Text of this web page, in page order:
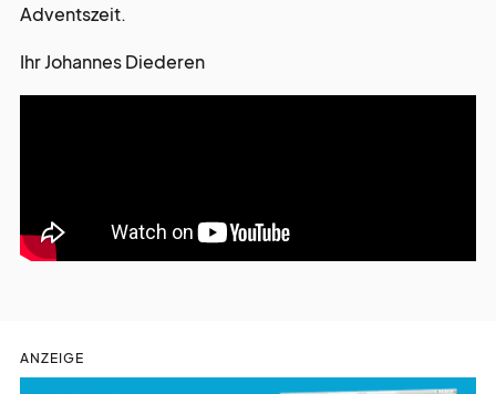
Adventszeit.
Ihr Johannes Diederen
ANZEIGE